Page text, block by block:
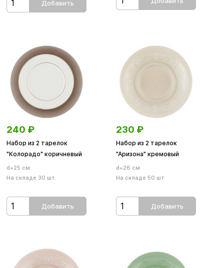
Добавить
240 ₽
Набор из 2 тарелок
"Колорадо" коричневый
d=25 см
На складе 30 шт.
Добавить
230 ₽
Набор из 2 тарелок
"Аризона" кремовый
d=26 см
На складе 50 шт.
Добавить